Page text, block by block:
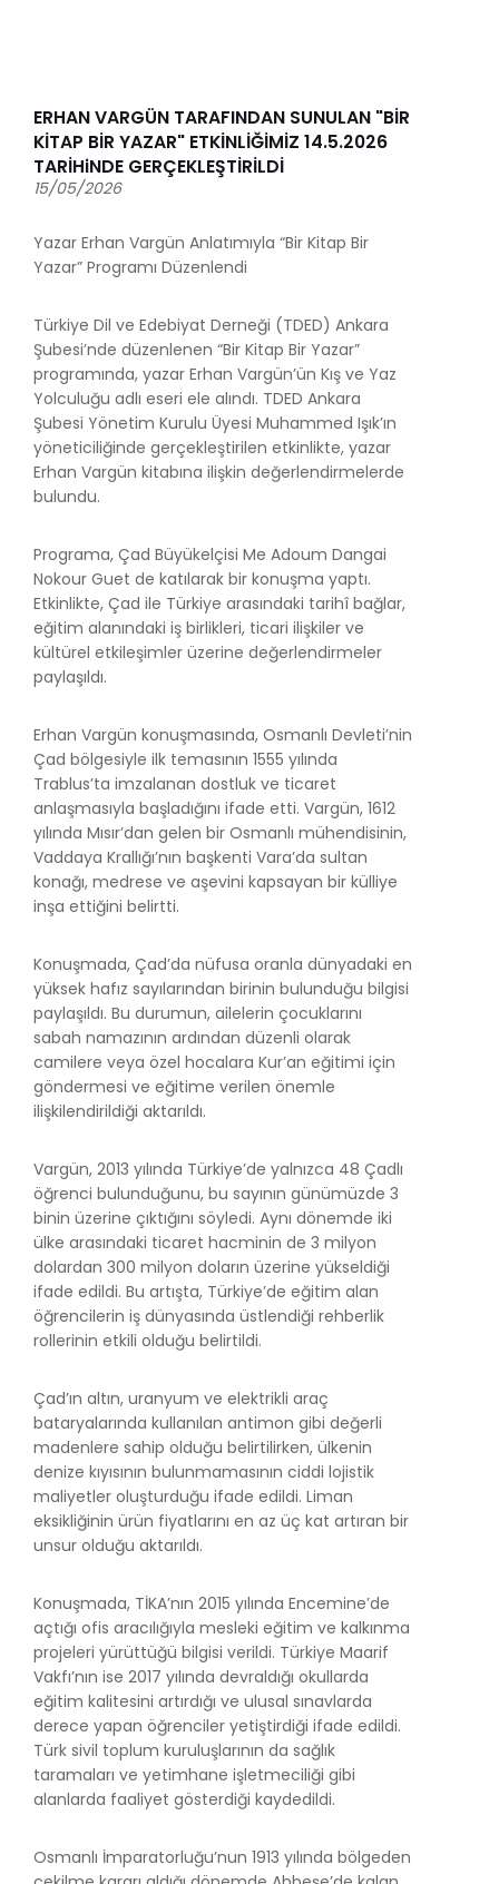
ERHAN VARGÜN TARAFINDAN SUNULAN "BİR
KİTAP BİR YAZAR" ETKİNLİĞİMİZ 14.5.2026
TARİHiNDE GERÇEKLEŞTİRİLDİ
15/05/2026
Yazar Erhan Vargün Anlatımıyla “Bir Kitap Bir
Yazar” Programı Düzenlendi
Türkiye Dil ve Edebiyat Derneği (TDED) Ankara
Şubesi’nde düzenlenen “Bir Kitap Bir Yazar”
programında, yazar Erhan Vargün’ün Kış ve Yaz
Yolculuğu adlı eseri ele alındı. TDED Ankara
Şubesi Yönetim Kurulu Üyesi Muhammed Işık’ın
yöneticiliğinde gerçekleştirilen etkinlikte, yazar
Erhan Vargün kitabına ilişkin değerlendirmelerde
bulundu.
Programa, Çad Büyükelçisi Me Adoum Dangai
Nokour Guet de katılarak bir konuşma yaptı.
Etkinlikte, Çad ile Türkiye arasındaki tarihî bağlar,
eğitim alanındaki iş birlikleri, ticari ilişkiler ve
kültürel etkileşimler üzerine değerlendirmeler
paylaşıldı.
Erhan Vargün konuşmasında, Osmanlı Devleti’nin
Çad bölgesiyle ilk temasının 1555 yılında
Trablus’ta imzalanan dostluk ve ticaret
anlaşmasıyla başladığını ifade etti. Vargün, 1612
yılında Mısır’dan gelen bir Osmanlı mühendisinin,
Vaddaya Krallığı’nın başkenti Vara’da sultan
konağı, medrese ve aşevini kapsayan bir külliye
inşa ettiğini belirtti.
Konuşmada, Çad’da nüfusa oranla dünyadaki en
yüksek hafız sayılarından birinin bulunduğu bilgisi
paylaşıldı. Bu durumun, ailelerin çocuklarını
sabah namazının ardından düzenli olarak
camilere veya özel hocalara Kur’an eğitimi için
göndermesi ve eğitime verilen önemle
ilişkilendirildiği aktarıldı.
Vargün, 2013 yılında Türkiye’de yalnızca 48 Çadlı
öğrenci bulunduğunu, bu sayının günümüzde 3
binin üzerine çıktığını söyledi. Aynı dönemde iki
ülke arasındaki ticaret hacminin de 3 milyon
dolardan 300 milyon doların üzerine yükseldiği
ifade edildi. Bu artışta, Türkiye’de eğitim alan
öğrencilerin iş dünyasında üstlendiği rehberlik
rollerinin etkili olduğu belirtildi.
Çad’ın altın, uranyum ve elektrikli araç
bataryalarında kullanılan antimon gibi değerli
madenlere sahip olduğu belirtilirken, ülkenin
denize kıyısının bulunmamasının ciddi lojistik
maliyetler oluşturduğu ifade edildi. Liman
eksikliğinin ürün fiyatlarını en az üç kat artıran bir
unsur olduğu aktarıldı.
Konuşmada, TİKA’nın 2015 yılında Encemine’de
açtığı ofis aracılığıyla mesleki eğitim ve kalkınma
projeleri yürüttüğü bilgisi verildi. Türkiye Maarif
Vakfı’nın ise 2017 yılında devraldığı okullarda
eğitim kalitesini artırdığı ve ulusal sınavlarda
derece yapan öğrenciler yetiştirdiği ifade edildi.
Türk sivil toplum kuruluşlarının da sağlık
taramaları ve yetimhane işletmeciliği gibi
alanlarda faaliyet gösterdiği kaydedildi.
Osmanlı İmparatorluğu’nun 1913 yılında bölgeden